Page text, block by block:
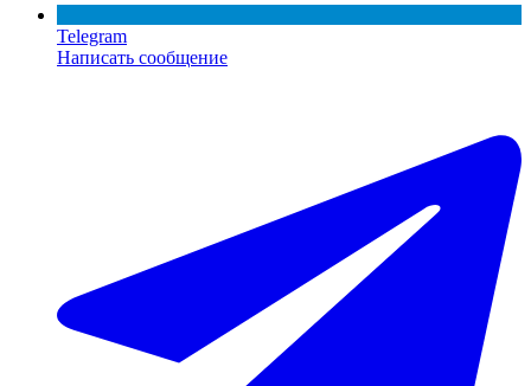
Telegram
Написать сообщение